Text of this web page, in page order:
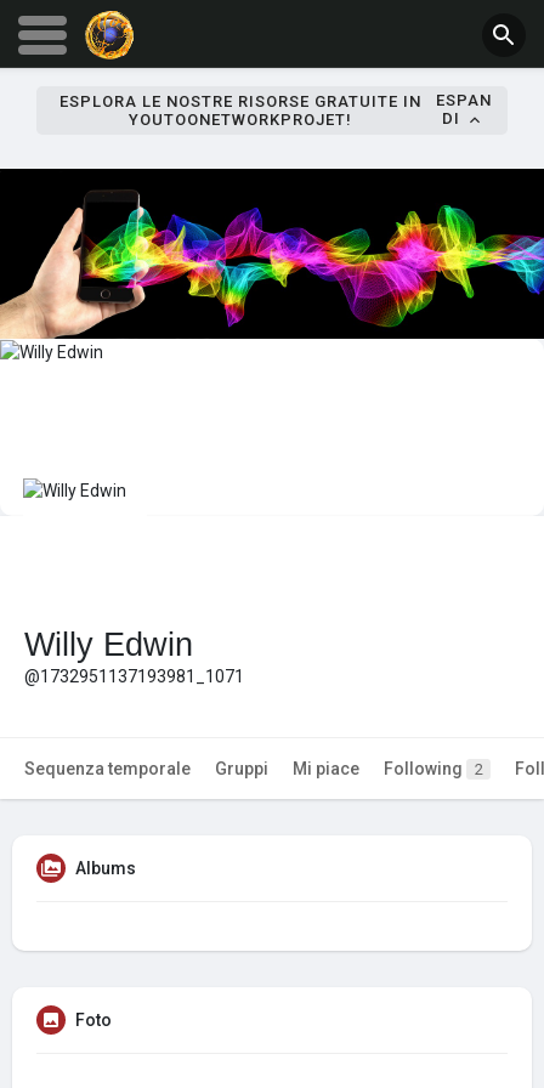
ESPLORA LE NOSTRE RISORSE GRATUITE IN
YOUTOONETWORKPROJET!
ESPAN
DI
Willy Edwin
@1732951137193981_1071
Sequenza temporale Gruppi Mi piace Following 2
Albums
Foto